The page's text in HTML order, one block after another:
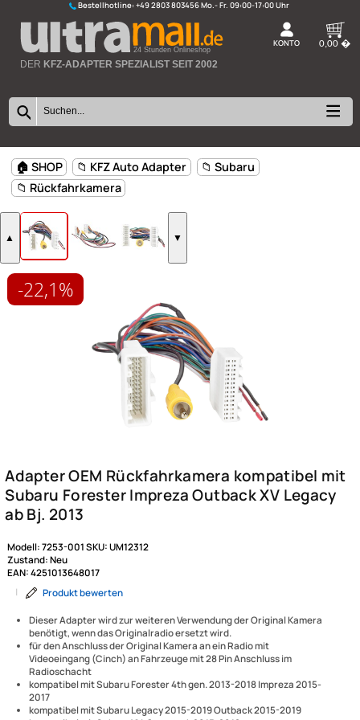
Bestellhotline:+49 2803 803456
24 Stunden Onlineshop
🏠 SHOP 📁 KFZ Auto Adapter
📁 Rückfahrkamera
▲
-22,1%
Dieser Adapter wird zur weiteren Verwendung der Original Kamera
benötigt, wenn das Originalradio ersetzt wird.
Zustand:Neu
EAN:4251013648017
Produkt bewerten